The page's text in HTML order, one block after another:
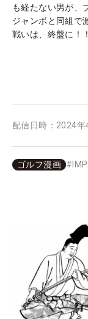
も経たない男が、
ジャンボと同組で
戦いは、終盤に！！
配信日時： 2024年
ゴルフ漫画 #